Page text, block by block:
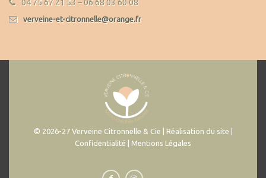
04 75 67 21 53 – 06 68 03 60 08
verveine-et-citronnelle@orange.fr
© 2026-27 Verveine Citronnelle & Cie | Réalisation du site |
Confidentialité | Mentions Légales